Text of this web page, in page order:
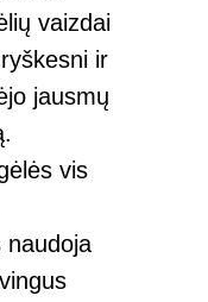
vaizdai
ir
jausmų
vis
naudoja